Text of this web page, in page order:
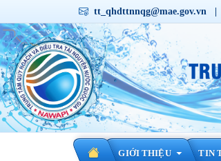
tt_qhdttnnqg@mae.gov.vn
GIỚI THIỆU TIN